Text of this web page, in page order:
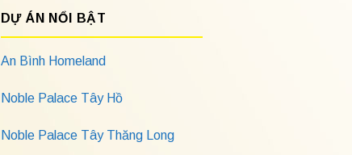
DỰ ÁN NỔI BẬT
An Bình Homeland
Noble Palace Tây Hồ
Noble Palace Tây Thăng Long